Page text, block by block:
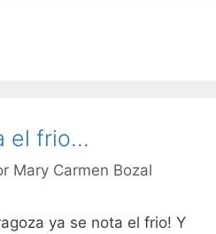
el frio…
Mary Carmen Bozal
ya se nota el frio! Y